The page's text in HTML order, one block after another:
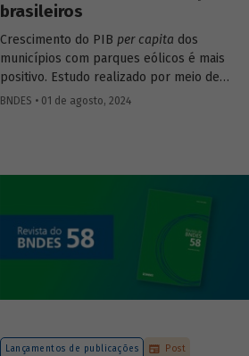
brasileiros
Crescimento do PIB per capita dos
municípios com parques eólicos é mais
positivo. Estudo realizado por meio de
método de controle sintético, aponta
BNDES • 01 de agosto, 2024
Lançamentos de publicações Post